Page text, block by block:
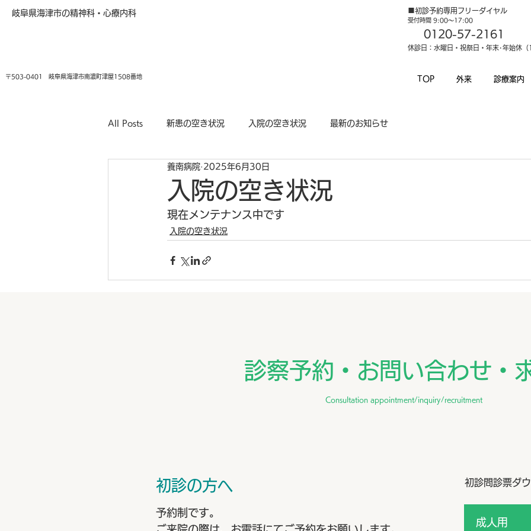
岐阜県海津市の精神科・心療内科
〒503-0401 岐阜県海津市南濃町津屋1508番地
■初診予約専用フリーダイヤル
受付時間 9:00～17:00
0120-57-2161
休診日：水曜日・祝祭日・年末･年始休
TOP 外来 診療案内
All Posts 新患の空き状況 入院の空き状況 最新のお知らせ
入院の空き状況
養南病院 2025年6月30日
現在メンテナンス中です
入院の空き状況
診察予約・お問い合わせ・
Consultation appointment/inquiry/recruitment
初診の方へ
予約制です。
初診問診票ダ
成人用